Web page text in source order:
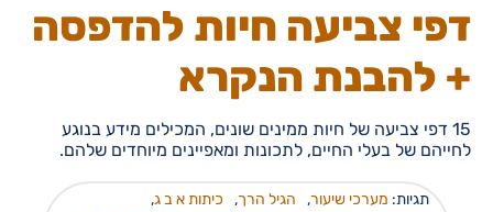
דפי צביעה חיות להדפסה
+ להבנת הנקרא
15 דפי צביעה של חיות ממינים שונים, המכילים מידע בנוגע
לחייהם של בעלי החיים, לתכונות ומאפיינים מיוחדים שלהם.
תגיות: מערכי שיעור, הגיל הרך, כיתות א ב ג,